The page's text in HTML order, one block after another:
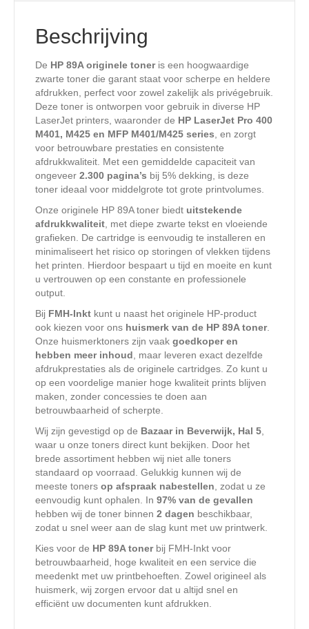
Beschrijving
De HP 89A originele toneris een hoogwaardige
zwarte toner die garant staat voor scherpe en heldere
afdrukken, perfect voor zowel zakelijk als privégebruik.
Deze toner is ontworpen voor gebruik in diverse HP
LaserJet printers, waaronder de HP LaserJet Pro 400
M401, M425 en MFP M401/M425 series , en zorgt
voor betrouwbare prestaties en consistente
afdrukkwaliteit. Met een gemiddelde capaciteit van
ongeveer 2.300 pagina’s bij 5% dekking, is deze
toner ideaal voor middelgrote tot grote printvolumes.
Onze originele HP 89A toner biedt uitstekende
afdrukkwaliteit , met diepe zwarte tekst en vloeiende
grafieken. De cartridge is eenvoudig te installeren en
minimaliseert het risico op storingen of vlekken tijdens
het printen. Hierdoor bespaart u tijd en moeite en kunt
u vertrouwen op een constante en professionele
output.
Bij FMH-Inkt kunt u naast het originele HP-product
ook kiezen voor ons huismerk van de HP 89A toner.
Onze huismerktoners zijn vaak goedkoper en
hebben meer inhoud , maar leveren exact dezelfde
afdrukprestaties als de originele cartridges. Zo kunt u
op een voordelige manier hoge kwaliteit prints blijven
maken, zonder concessies te doen aan
betrouwbaarheid of scherpte.
Wij zijn gevestigd op de Bazaar in Beverwijk, Hal 5
waar u onze toners direct kunt bekijken. Door het
brede assortiment hebben wij niet alle toners
standaard op voorraad. Gelukkig kunnen wij de
meeste toners op afspraak nabestellen , zodat u ze
eenvoudig kunt ophalen. In 97% van de gevallen
hebben wij de toner binnen 2 dagen beschikbaar,
zodat u snel weer aan de slag kunt met uw printwerk.
Kies voor de HP 89A tonerbij FMH-Inkt voor
betrouwbaarheid, hoge kwaliteit en een service die
meedenkt met uw printbehoeften. Zowel origineel als
huismerk, wij zorgen ervoor dat u altijd snel en
efficiënt uw documenten kunt afdrukken.